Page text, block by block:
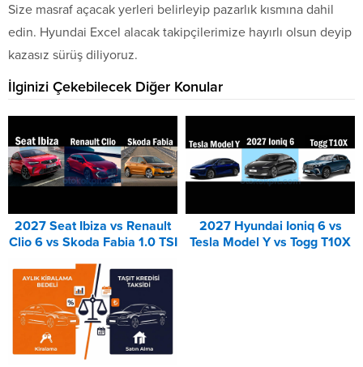
Size masraf açacak yerleri belirleyip pazarlık kısmına dahil
edin. Hyundai Excel alacak takipçilerimize hayırlı olsun deyip
kazasız sürüş diliyoruz.
İlginizi Çekebilecek Diğer Konular
2027 Seat Ibiza vs Renault
Clio 6 vs Skoda Fabia 1.0 TSI
2027 Hyundai Ioniq 6 vs
Tesla Model Y vs Togg T10X